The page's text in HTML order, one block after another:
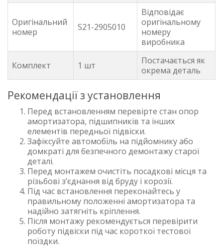
Оригінальний
номер
S21-2905010
Відповідає
оригінальному
номеру
виробника
Комплект 1 шт
Постачається як
окрема деталь
Рекомендації з установлення
Перед встановленням перевірте стан опор
амортизатора, підшипників та інших
елементів передньої підвіски.
Зафіксуйте автомобіль на підйомнику або
домкраті для безпечного демонтажу старої
деталі.
Перед монтажем очистіть посадкові місця та
різьбові з’єднання від бруду і корозії.
Під час встановлення переконайтесь у
правильному положенні амортизатора та
надійно затягніть кріплення.
Після монтажу рекомендується перевірити
роботу підвіски під час короткої тестової
поїздки.